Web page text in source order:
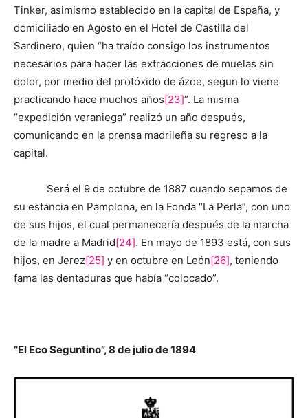
Tinker, asimismo establecido en la capital de España, y
domiciliado en Agosto en el Hotel de Castilla del
Sardinero, quien “ha traído consigo los instrumentos
necesarios para hacer las extracciones de muelas sin
dolor, por medio del protóxido de ázoe, segun lo viene
practicando hace muchos años[23]”. La misma
“expedición veraniega” realizó un año después,
comunicando en la prensa madrileña su regreso a la
capital.
Será el 9 de octubre de 1887 cuando sepamos de
su estancia en Pamplona, en la Fonda “La Perla”, con uno
de sus hijos, el cual permanecería después de la marcha
de la madre a Madrid[24]. En mayo de 1893 está, con sus
hijos, en Jerez[25] y en octubre en León[26], teniendo
fama las dentaduras que había “colocado”.
“El Eco Seguntino”, 8 de julio de 1894